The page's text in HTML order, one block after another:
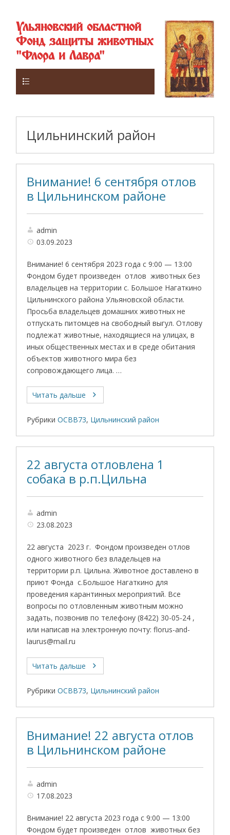
Ульяновский областной
Фонд защиты животных
"Флора и Лавра"
Цильнинский район
Внимание! 6 сентября отлов
в Цильнинском районе
admin
03.09.2023
Внимание! 6 сентября 2023 года с 9:00 — 13:00
Фондом будет произведен отлов животных без
владельцев на территории с. Большое Нагаткино
Цильнинского района Ульяновской области.
Просьба владельцев домашних животных не
отпускать питомцев на свободный выгул. Отлову
подлежат животные, находящиеся на улицах, в
иных общественных местах и в среде обитания
объектов животного мира без
сопровождающего лица. …
Читать дальше
Рубрики ОСВВ73, Цильнинский район
22 августа отловлена 1
собака в р.п.Цильна
admin
23.08.2023
22 августа 2023 г. Фондом произведен отлов
одного животного без владельцев на
территории р.п. Цильна. Животное доставлено в
приют Фонда с.Большое Нагаткино для
проведения карантинных мероприятий. Все
вопросы по отловленным животным можно
задать, позвонив по телефону (8422) 30-05-24 ,
или написав на электронную почту: florus-and-
laurus@mail.ru
Читать дальше
Рубрики ОСВВ73, Цильнинский район
Внимание! 22 августа отлов
в Цильнинском районе
admin
17.08.2023
Внимание! 22 августа 2023 года с 9:00 — 13:00
Фондом будет произведен отлов животных без